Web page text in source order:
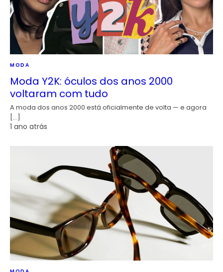
MODA
Moda Y2K: óculos dos anos 2000
voltaram com tudo
A moda dos anos 2000 está oficialmente de volta — e agora
[…]
1 ano atrás